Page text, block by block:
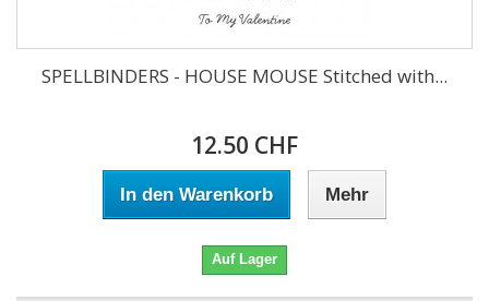
SPELLBINDERS - HOUSE MOUSE Stitched with...
12.50 CHF
In den Warenkorb Mehr
Auf Lager